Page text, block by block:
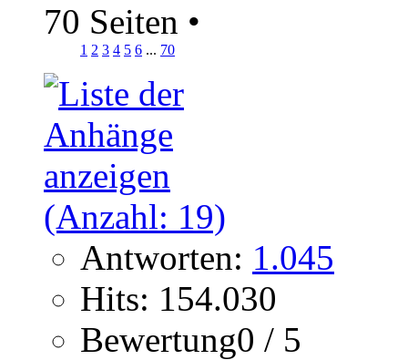
70 Seiten •
1 2 3 4 5 6 ... 70
Antworten: 1.045
Hits: 154.030
Bewertung0 / 5